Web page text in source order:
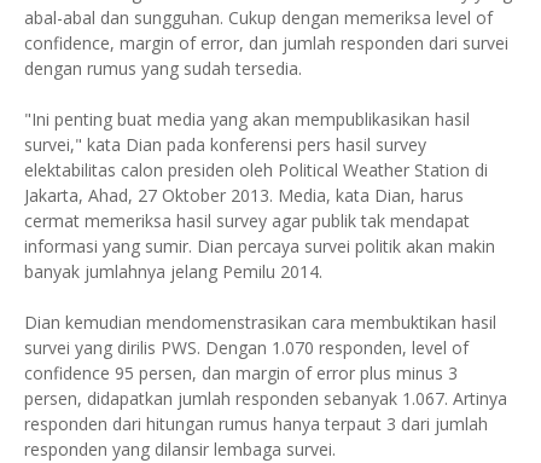
abal-abal dan sungguhan. Cukup dengan memeriksa level of
confidence, margin of error, dan jumlah responden dari survei
dengan rumus yang sudah tersedia.
"Ini penting buat media yang akan mempublikasikan hasil
survei," kata Dian pada konferensi pers hasil survey
elektabilitas calon presiden oleh Political Weather Station di
Jakarta, Ahad, 27 Oktober 2013. Media, kata Dian, harus
cermat memeriksa hasil survey agar publik tak mendapat
informasi yang sumir. Dian percaya survei politik akan makin
banyak jumlahnya jelang Pemilu 2014.
Dian kemudian mendomenstrasikan cara membuktikan hasil
survei yang dirilis PWS. Dengan 1.070 responden, level of
confidence 95 persen, dan margin of error plus minus 3
persen, didapatkan jumlah responden sebanyak 1.067. Artinya
responden dari hitungan rumus hanya terpaut 3 dari jumlah
responden yang dilansir lembaga survei.